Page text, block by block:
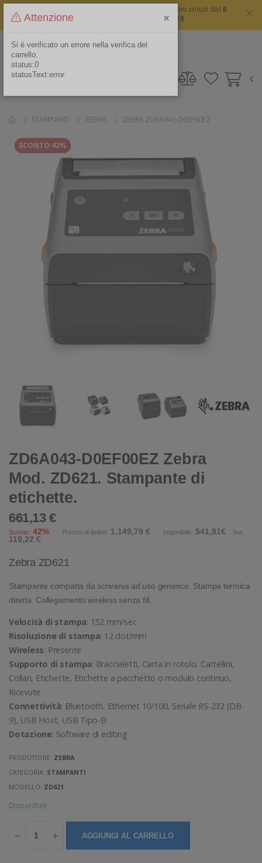
Il sito non chiude mai ma i nostri uffici saranno chiusi dal8
agosto 2026 al 16 agosto 2026
Area Riservata
STAMPANTI ZEBRA ZEBRA ZD6A043-D0EF00EZ
SCONTO 42%
ZD6A043-D0EF00EZ Zebra
Mod. ZD621. Stampante di
etichette.
661,13 €
Sconto: 42% Prezzo di listino: 1.149,79 € Imponibile: 541,91€ Iva:
119,22 €
Zebra ZD621
Stampante compatta da scrivania ad uso generico. Stampa termica
diretta. Collegamento wireless senza fili.
Velocità di stampa: 152 mm/sec
Risoluzione di stampa: 12 dot/mm
Wireless: Presente
Supporto di stampa: Braccialetti, Carta in rotolo, Cartellini,
Collari, Etichette, Etichette a pacchetto o modulo continuo,
Ricevute
Connettività: Bluetooth, Ethernet 10/100, Seriale RS-232 (DB-
9), USB Host, USB Tipo-B
Dotazione: Software di editing
PRODUTTORE: ZEBRA
CATEGORIA: STAMPANTI
MODELLO: ZD621
Disponibile
AGGIUNGI AL CARRELLO
Attenzione ×
Si è verificato un errore nella verifica del
carrello.
status:0
statusText:error